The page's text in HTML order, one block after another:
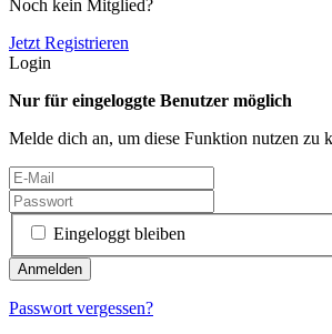
Noch kein Mitglied?
Jetzt Registrieren
Login
Nur für eingeloggte Benutzer möglich
Melde dich an, um diese Funktion nutzen zu
Eingeloggt bleiben
Passwort vergessen?